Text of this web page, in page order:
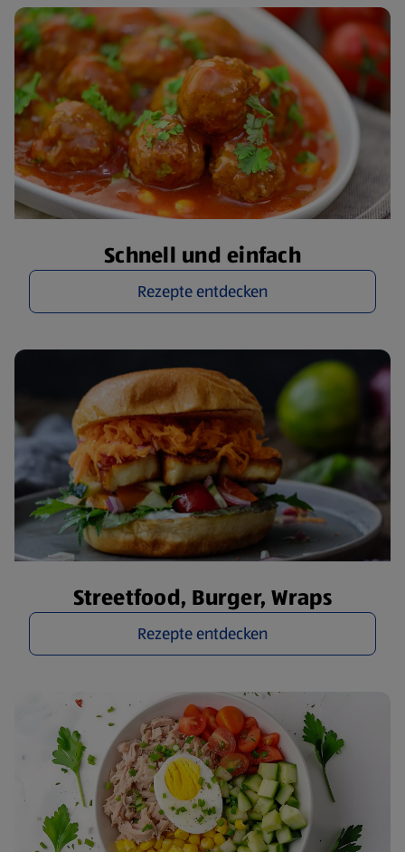
Schnell und einfach
Rezepte entdecken
Streetfood, Burger, Wraps
Rezepte entdecken